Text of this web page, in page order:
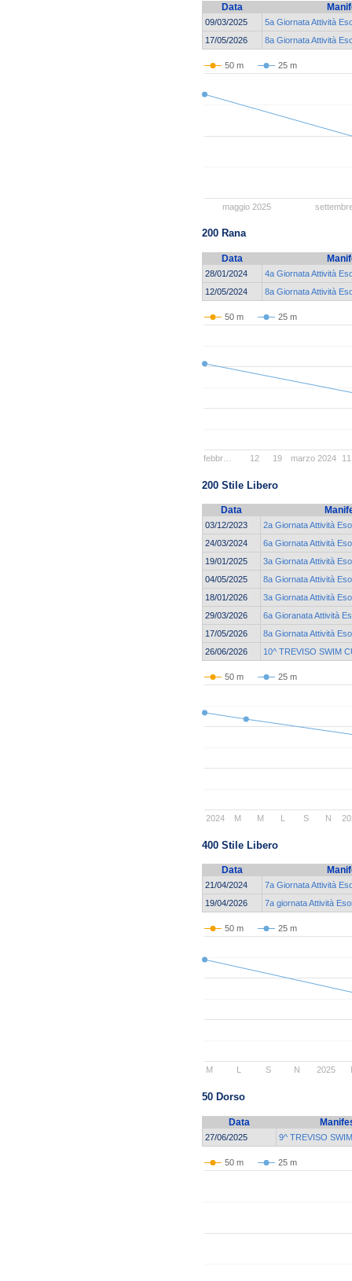
Data
09/03/2025
5a Giornata Attività
17/05/2026
8a Giornata Attività
50 m 25 m
maggio 2025
200 Rana
Data
28/01/2024
4a Giornata Attività
12/05/2024
8a Giornata Attività
50 m 25 m
febbr… marzo 2024
12 19 11
200 Stile Libero
Data
03/12/2023
2a Giornata Attività
24/03/2024
6a Giornata Attività
19/01/2025
3a Giornata Attività
04/05/2025
8a Giornata Attività
18/01/2026
3a Giornata Attività
29/03/2026
6a Gioranata Attività
17/05/2026
8a Giornata Attività
26/06/2026
10^ TREVISO SWIM
50 m 25 m
2024 M M L S N
400 Stile Libero
Data
21/04/2024
7a Giornata Attività
19/04/2026
7a giornata Attività
50 m 25 m
2025
M S N
50 Dorso
Data
27/06/2025 9^ TREVISO
50 m 25 m